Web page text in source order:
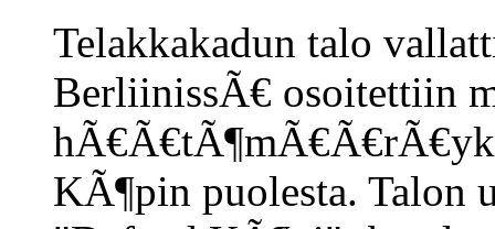
Telakkakadun talo
BerliinissÃ€ osoitettiin
KÃ¶pin puolesta. Talon